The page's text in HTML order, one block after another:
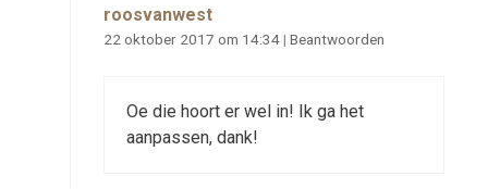
roosvanwest
22 oktober 2017 om 14:34| Beantwoorden
Oe die hoort er wel in! Ik ga het
aanpassen, dank!